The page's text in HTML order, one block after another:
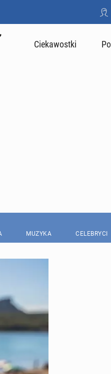
Ciekawostki
MUZYKA CELEBRYCI